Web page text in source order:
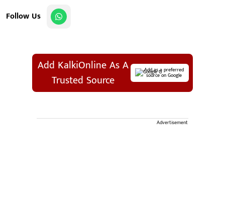
Follow Us
Add KalkiOnline As A
Trusted Source
Add as a preferred
source on Google
Advertisement